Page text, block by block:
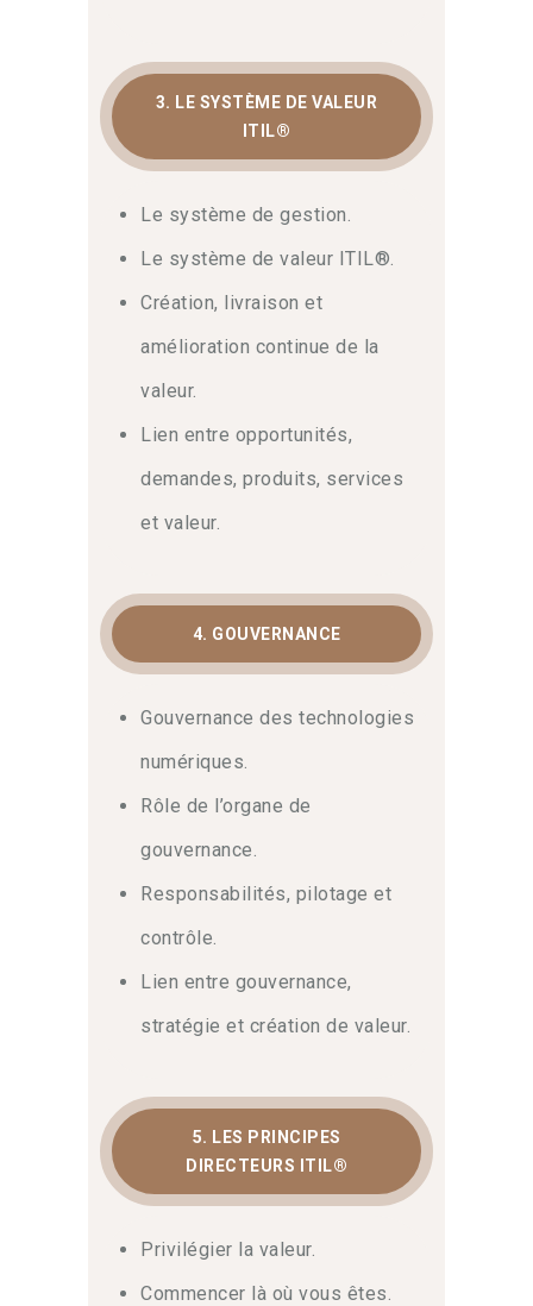
3. LE SYSTÈME DE VALEUR
ITIL®
Le système de gestion.
Le système de valeur ITIL®.
Création, livraison et
amélioration continue de la
valeur.
Lien entre opportunités,
demandes, produits, services
et valeur.
4. GOUVERNANCE
Gouvernance des technologies
numériques.
Rôle de l’organe de
gouvernance.
Responsabilités, pilotage et
contrôle.
Lien entre gouvernance,
stratégie et création de valeur.
5. LES PRINCIPES
DIRECTEURS ITIL®
Privilégier la valeur.
Commencer là où vous êtes.